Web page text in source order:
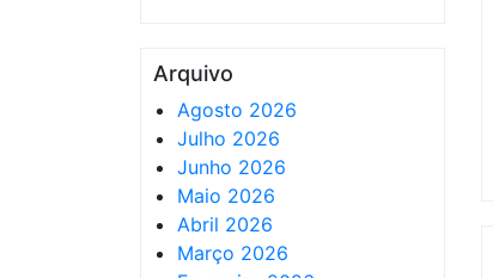
Arquivo
Agosto 2026
Julho 2026
Junho 2026
Maio 2026
Abril 2026
Março 2026